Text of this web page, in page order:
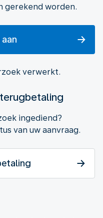
gerekend worden.
verwerkt.
ingediend?
van uw aanvraag.